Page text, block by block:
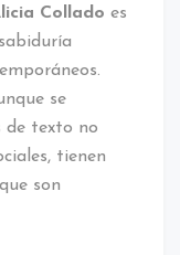
Collado es
se
de texto no
tienen
son